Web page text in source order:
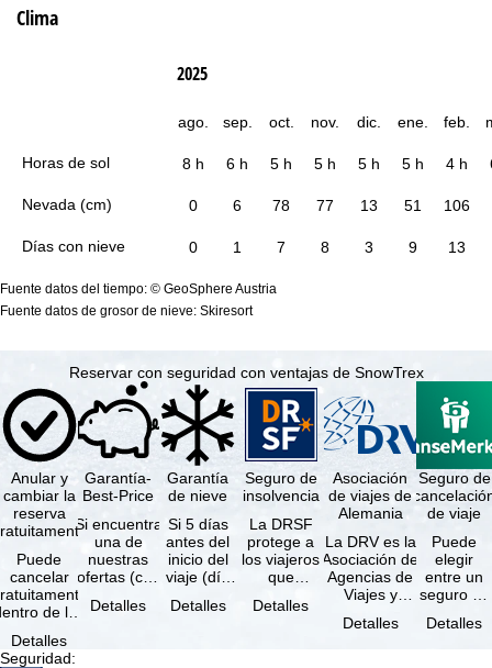
Clima
Horas de sol
Nevada (cm)
Días con nieve
2025
ago. sep. oct. nov. dic. ene. feb.
8 h 6 h 5 h 5 h 5 h 5 h 4 h
0 6 78 77 13 51 106
0 1 7 8 3 9 13
Fuente datos del tiempo: © GeoSphere Austria
Fuente datos de grosor de nieve: Skiresort
Reservar con seguridad con ventajas de SnowTrex
Anular y
cambiar la
reserva
Puede
cancelar
de los
a
Detalles
Garantía-
Best-Price
Si encuentra
una de
nuestras
ofertas (con
prestaciones
Detalles
Garantía
de nieve
Si 5 días
antes del
inicio del
viaje (día
ninguna de
Detalles
Seguro de
insolvencia
La DRSF
protege a
los viajeros
que
viaje
Detalles
Asociación
de viajes de
Alemania
La DRV es la
Asociación de
Agencias de
Viajes y
más grande
Detalles
Seguro de
de viaje
Puede
elegir
entre un
seguro de
de viaje
Detalles
Seguridad: